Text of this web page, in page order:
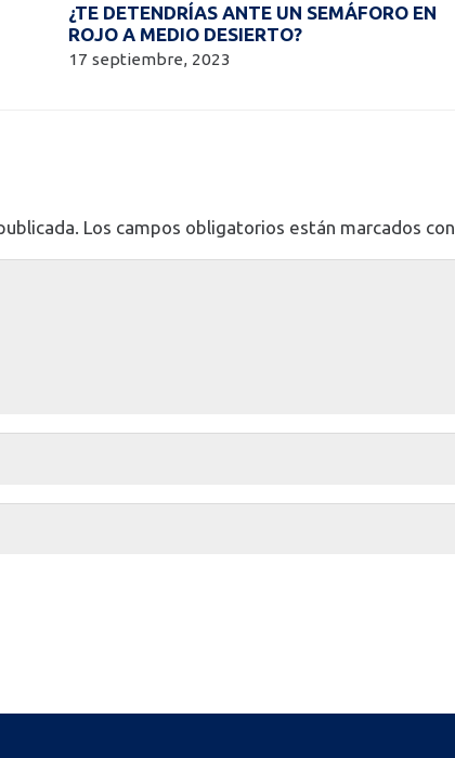
¿TE DETENDRÍAS ANTE UN SEMÁFORO EN
ROJO A MEDIO DESIERTO?
17 septiembre, 2023
Los campos obligatorios están marcados con